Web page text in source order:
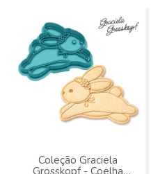
Coleção Graciela
Grosskopf - Coelha